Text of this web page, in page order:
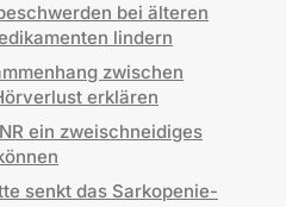
bei älteren
lindern
zwischen
erklären
ein zweischneidiges
senkt das Sarkopenie-